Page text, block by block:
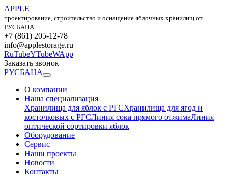
APPLE
проектирование, строительство и оснащение яблочных хранилищ от
РУСБАНА
+7 (861) 205-12-78
info@applestorage.ru
RuTubeYTubeWApp
Заказать звонок
РУСБАНА
О компании
Наша специализация
Хранилища для яблок с РГСХранилища для ягод и
косточковых с РГСЛиния сока прямого отжимаЛиния
оптической сортировки яблок
Оборудование
Сервис
Наши проекты
Новости
Контакты